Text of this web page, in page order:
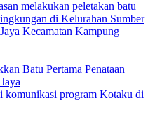
Batu Pertama Penataan